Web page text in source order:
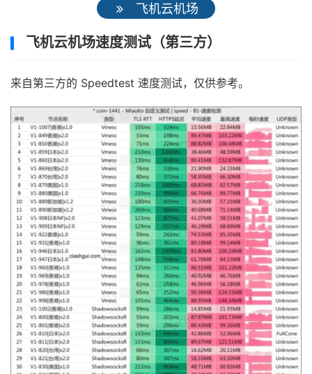
飞机云机场
飞机云机场速度测试（第三方）
来自第三方的 Speedtest 速度测试，仅供参考。